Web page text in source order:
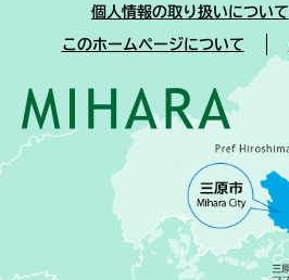
個人情報の取り扱いについて
このホームページについて